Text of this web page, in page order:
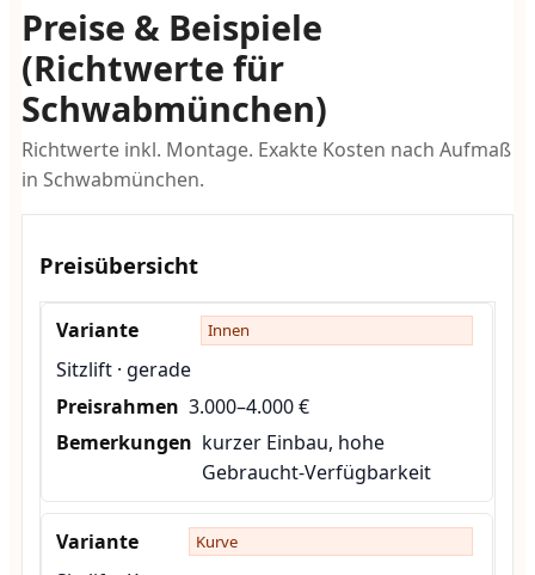
Preise & Beispiele
(Richtwerte für
Schwabmünchen)
Richtwerte inkl. Montage. Exakte Kosten nach Aufmaß
in Schwabmünchen.
Preisübersicht
Innen
Sitzlift · gerade
3.000–4.000 €
kurzer Einbau, hohe
Gebraucht-Verfügbarkeit
Kurve